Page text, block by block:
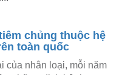
chủng thuộc hệ
toàn quốc
của nhân loại, mỗi năm